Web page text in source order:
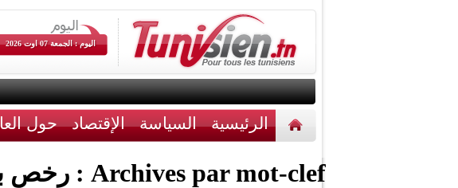
اليوم : الجمعة 07 اوت 2026
الرئيسية السياسة الإقتصاد حول
أخبار مختلفة
Archives par mot-clef : رخص